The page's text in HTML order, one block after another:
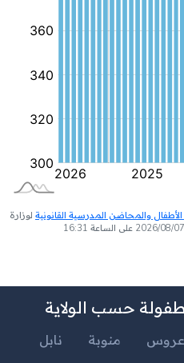
والمحاضن المدرسية القانونية لوزارة
حسب الولاية
منوبة
نابل